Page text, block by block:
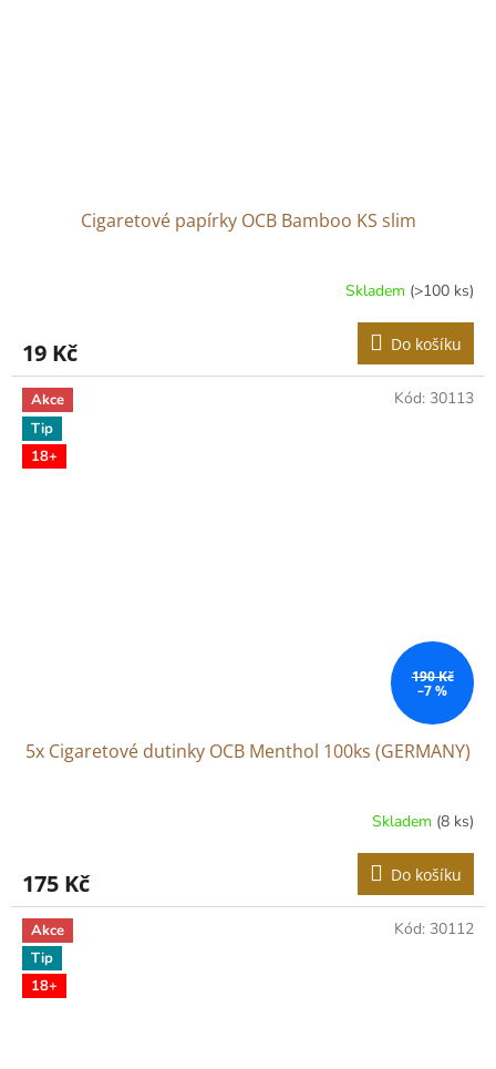
Cigaretové papírky OCB Bamboo KS slim
Skladem (>100 ks)
19 Kč Do košíku
Akce
Tip
18+
190 Kč
–7 %
5x Cigaretové dutinky OCB Menthol 100ks (GERMANY)
Skladem (8 ks)
175 Kč Do košíku
Kód: 30113
Akce
Tip
18+
Kód: 30112